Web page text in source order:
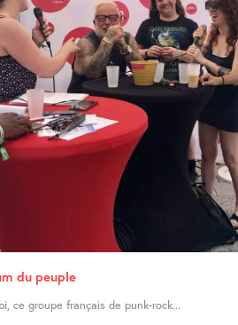
du peuple
ce groupe français de punk-rock...